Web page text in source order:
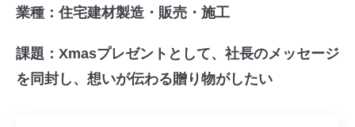
業種：住宅建材製造・販売・施工
課題：Xmasプレゼントとして、社長のメッセージ
を同封し、想いが伝わる贈り物がしたい